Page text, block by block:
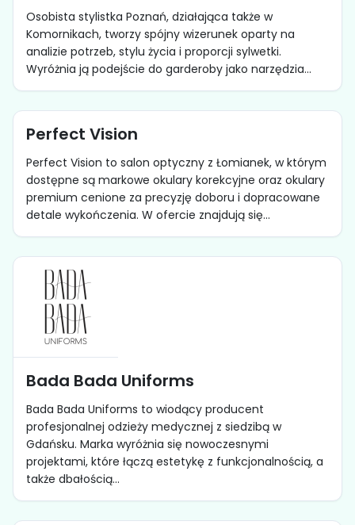
Osobista stylistka Poznań, działająca także w
Komornikach, tworzy spójny wizerunek oparty na
analizie potrzeb, stylu życia i proporcji sylwetki.
Wyróżnia ją podejście do garderoby jako narzędzia...
Perfect Vision
Perfect Vision to salon optyczny z Łomianek, w którym
dostępne są markowe okulary korekcyjne oraz okulary
premium cenione za precyzję doboru i dopracowane
detale wykończenia. W ofercie znajdują się...
Bada Bada Uniforms
Bada Bada Uniforms to wiodący producent
profesjonalnej odzieży medycznej z siedzibą w
Gdańsku. Marka wyróżnia się nowoczesnymi
projektami, które łączą estetykę z funkcjonalnością, a
także dbałością...